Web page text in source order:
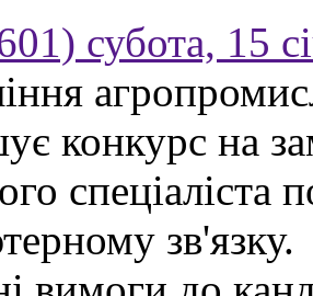
субота, 15
конкурс на
спеціаліста
зв'язку.